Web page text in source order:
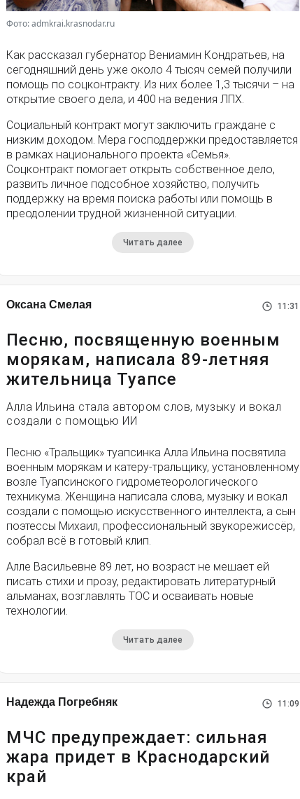
Фото: admkrai.krasnodar.ru
Как рассказал губернатор Вениамин Кондратьев, на
сегодняшний день уже около 4 тысяч семей получили
помощь по соцконтракту. Из них более 1,3 тысячи – на
открытие своего дела, и 400 на ведения ЛПХ.
Социальный контракт могут заключить граждане с
низким доходом. Мера господдержки предоставляется
в рамках национального проекта «Семья».
Соцконтракт помогает открыть собственное дело,
развить личное подсобное хозяйство, получить
поддержку на время поиска работы или помощь в
преодолении трудной жизненной ситуации.
Читать далее
Оксана Смелая 11:31
Песню, посвященную военным
морякам, написала 89-летняя
жительница Туапсе
Алла Ильина стала автором слов, музыку и вокал
создали с помощью ИИ
Песню «Тральщик» туапсинка Алла Ильина посвятила
военным морякам и катеру-тральщику, установленному
возле Туапсинского гидрометеорологического
техникума. Женщина написала слова, музыку и вокал
создали с помощью искусственного интеллекта, а сын
поэтессы Михаил, профессиональный звукорежиссёр,
собрал всё в готовый клип.
Алле Васильевне 89 лет, но возраст не мешает ей
писать стихи и прозу, редактировать литературный
альманах, возглавлять ТОС и осваивать новые
технологии.
Читать далее
Надежда Погребняк 11:09
МЧС предупреждает: сильная
жара придет в Краснодарский
край